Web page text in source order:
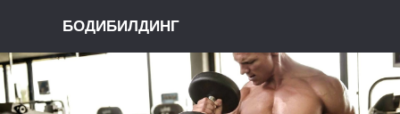
БОДИБИЛДИНГ